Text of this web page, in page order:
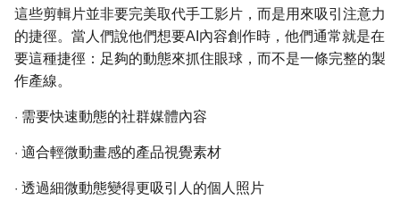
這些剪輯片並非要完美取代手工影片，而是用來吸引注意力
的捷徑。當人們說他們想要AI內容創作時，他們通常就是在
要這種捷徑：足夠的動態來抓住眼球，而不是一條完整的製
作產線。
· 需要快速動態的社群媒體內容
· 適合輕微動畫感的產品視覺素材
· 透過細微動態變得更吸引人的個人照片